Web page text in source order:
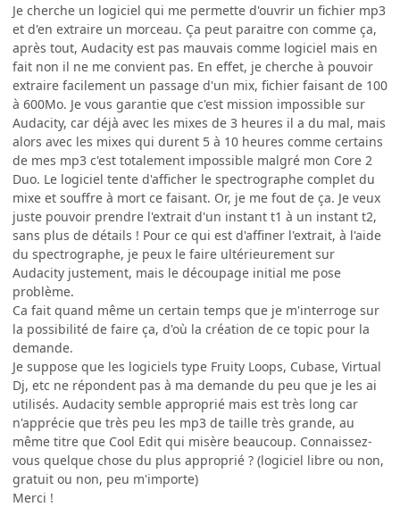
Je cherche un logiciel qui me permette d'ouvrir un fichier mp3
et d'en extraire un morceau. Ça peut paraitre con comme ça,
après tout, Audacity est pas mauvais comme logiciel mais en
fait non il ne me convient pas. En effet, je cherche à pouvoir
extraire facilement un passage d'un mix, fichier faisant de 100
à 600Mo. Je vous garantie que c'est mission impossible sur
Audacity, car déjà avec les mixes de 3 heures il a du mal, mais
alors avec les mixes qui durent 5 à 10 heures comme certains
de mes mp3 c'est totalement impossible malgré mon Core 2
Duo. Le logiciel tente d'afficher le spectrographe complet du
mixe et souffre à mort ce faisant. Or, je me fout de ça. Je veux
juste pouvoir prendre l'extrait d'un instant t1 à un instant t2,
sans plus de détails ! Pour ce qui est d'affiner l'extrait, à l'aide
du spectrographe, je peux le faire ultérieurement sur
Audacity justement, mais le découpage initial me pose
problème.
Ca fait quand même un certain temps que je m'interroge sur
la possibilité de faire ça, d'où la création de ce topic pour la
demande.
Je suppose que les logiciels type Fruity Loops, Cubase, Virtual
Dj, etc ne répondent pas à ma demande du peu que je les ai
utilisés. Audacity semble approprié mais est très long car
n'apprécie que très peu les mp3 de taille très grande, au
même titre que Cool Edit qui misère beaucoup. Connaissez-
vous quelque chose du plus approprié ? (logiciel libre ou non,
gratuit ou non, peu m'importe)
Merci !